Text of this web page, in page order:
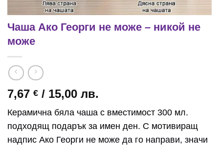
Чаша Ако Георги не може – никой не
може
7,67 € / 15,00 лв.
Керамична бяла чаша с вместимост 300 мл.
подходящ подарък за имен ден. С мотивиращ
надпис Ако Георги не може да го направи, значи